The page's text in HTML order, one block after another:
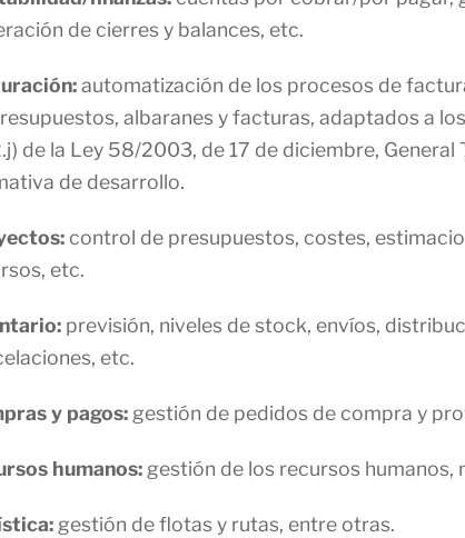
de cierres y balances, etc.
automatización de los procesos de
albaranes y facturas, adaptados a
de la Ley 58/2003, de 17 de diciembre, General
de desarrollo.
control de presupuestos, costes,
etc.
previsión, niveles de stock, envíos,
etc.
y pagos:gestión de pedidos de compra y
humanos:gestión de los recursos humanos,
gestión de flotas y rutas, entre otras.